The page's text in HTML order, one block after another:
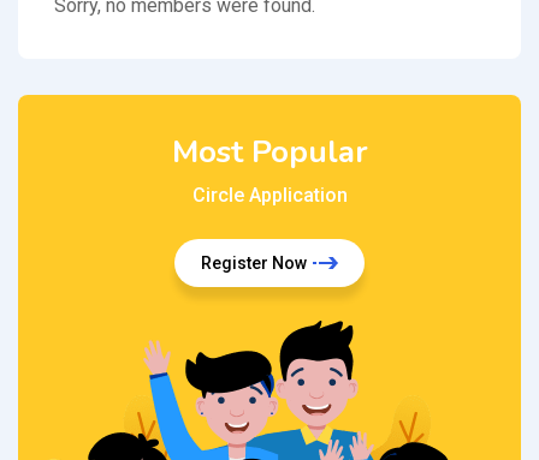
Sorry, no members were found.
Most Popular
Circle Application
Register Now